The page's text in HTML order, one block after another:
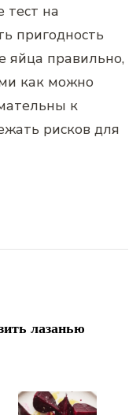
тест на
пригодность
яйца правильно,
как можно
к
рисков для
лазанью